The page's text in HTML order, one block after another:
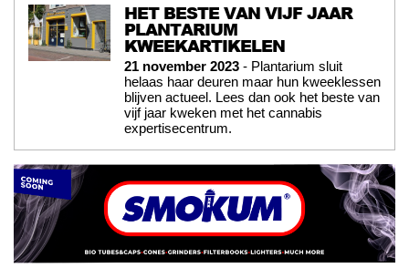
HET BESTE VAN VIJF JAAR
PLANTARIUM
KWEEKARTIKELEN
21 november 2023 - Plantarium sluit
helaas haar deuren maar hun kweeklessen
blijven actueel. Lees dan ook het beste van
vijf jaar kweken met het cannabis
expertisecentrum.